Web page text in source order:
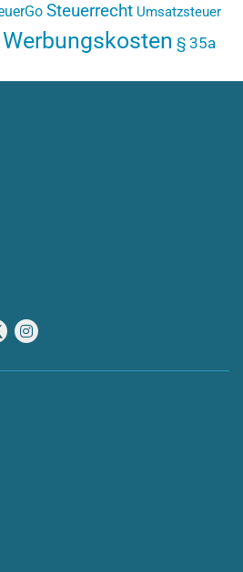
Steuerrecht Umsatzsteuer
Werbungskosten § 35a
X Instagram